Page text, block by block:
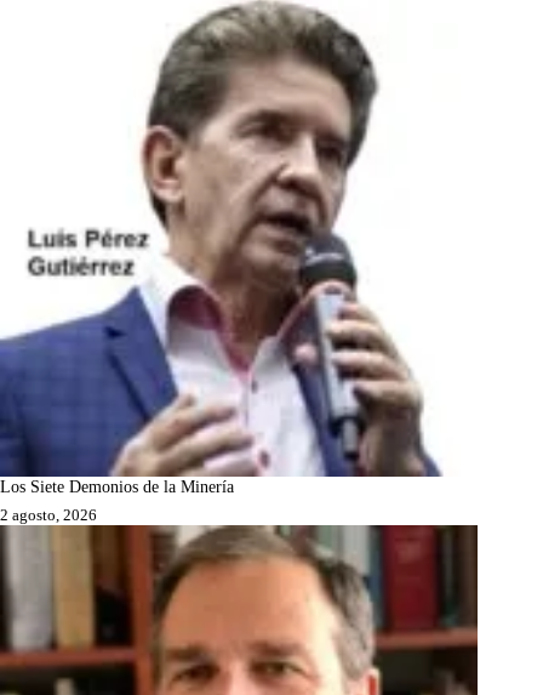
Los Siete Demonios de la Minería
2 agosto, 2026